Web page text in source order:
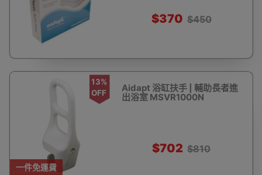
$370 $450
一件免運費
13%
OFF
Aidapt 浴缸扶手 | 輔助長者進
出浴室 MSVR1000N
$702 $810